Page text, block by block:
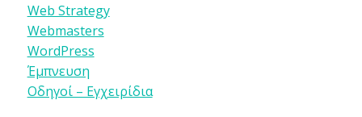
Web Strategy
Webmasters
WordPress
Έμπνευση
Οδηγοί – Εγχειρίδια